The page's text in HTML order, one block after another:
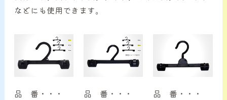
CHU-PAについて
NEWS
お問い合わせ
などにも使用できます。
品 番・・・
品 番・・・
品 番・・・